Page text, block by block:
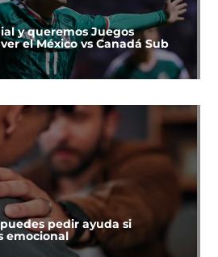
y queremos Juegos
el México vs Canadá Sub
pedir ayuda si
emocional